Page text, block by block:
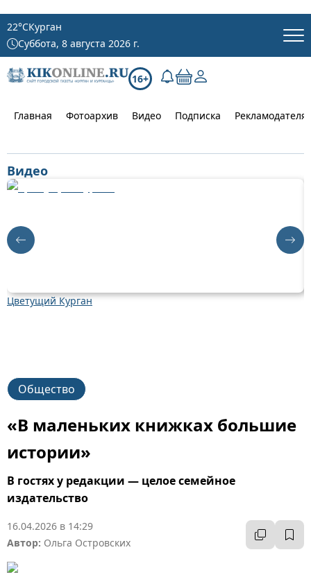
22°CКурган
Суббота, 8 августа 2026 г.
16+
Главная Фотоархив Видео Подписка
Видео
Цветущий Курган
Общество
«В маленьких книжках большие
истории»
В гостях у редакции — целое семейное
издательство
16.04.2026 в 14:29
Автор: Ольга Островских